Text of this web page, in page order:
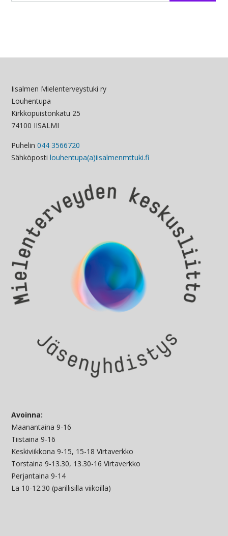
Iisalmen Mielenterveystuki ry
Louhentupa
Kirkkopuistonkatu 25
74100 IISALMI
Puhelin 044 3566720
Sähköposti louhentupa(a)iisalmenmttuki.fi
Avoinna:
Maanantaina 9-16
Tiistaina 9-16
Keskiviikkona 9-15, 15-18 Virtaverkko
Torstaina 9-13.30, 13.30-16 Virtaverkko
Perjantaina 9-14
La 10-12.30 (parillisilla viikoilla)